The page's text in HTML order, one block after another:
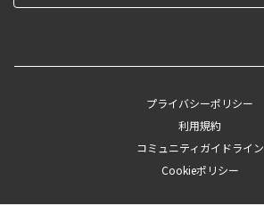
プライバシーポリシー
利用規約
コミュニティガイドライン
Cookieポリシー